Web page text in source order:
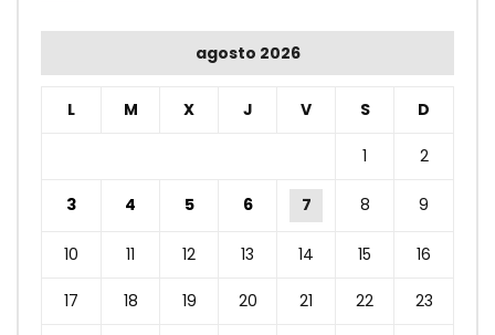
agosto 2026
L M X J V S D
1 2
3 4 5 6 7 8 9
10 11 12 13 14 15 16
17 18 19 20 21 22 23